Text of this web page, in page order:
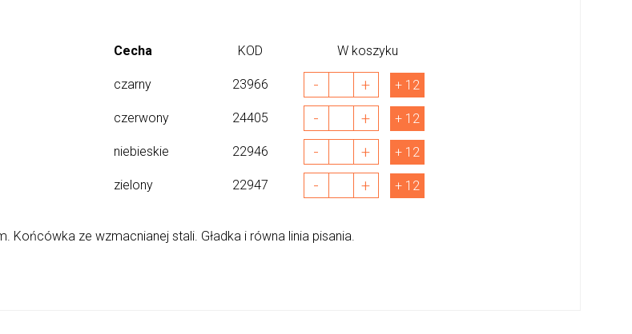
Cecha KOD W koszyku
czarny 23966 - + + 12
czerwony 24405 - + + 12
niebieskie 22946 - + + 12
zielony 22947 - + + 12
Końcówka ze wzmacnianej stali. Gładka i równa linia pisania.